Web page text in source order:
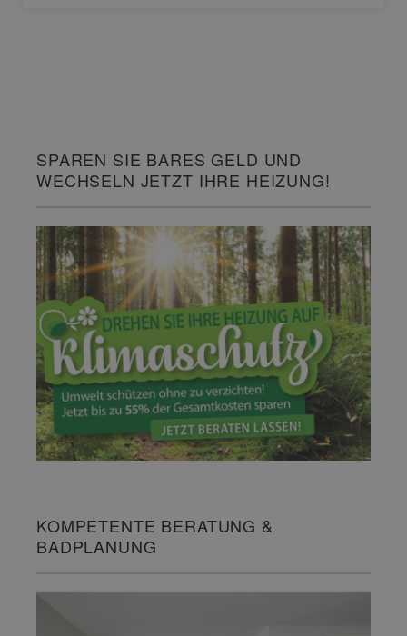
SPAREN SIE BARES GELD UND
WECHSELN JETZT IHRE HEIZUNG!
KOMPETENTE BERATUNG &
BADPLANUNG